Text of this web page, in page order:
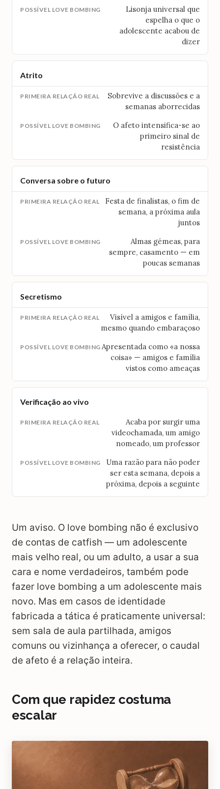
Lisonja universal que
espelha o que o
adolescente acabou de
dizer
Atrito
Sobrevive a discussões e a
semanas aborrecidas
O afeto intensifica-se ao
primeiro sinal de
resistência
Conversa sobre o futuro
Festa de finalistas, o fim de
semana, a próxima aula
juntos
Almas gémeas, para
sempre, casamento — em
poucas semanas
Secretismo
Visível a amigos e família,
mesmo quando embaraçoso
Apresentada como «a nossa
coisa» — amigos e família
vistos como ameaças
Verificação ao vivo
Acaba por surgir uma
videochamada, um amigo
nomeado, um professor
Uma razão para não poder
ser esta semana, depois a
próxima, depois a seguinte
Um aviso. O love bombing não é exclusivo
de contas de catfish — um adolescente
mais velho real, ou um adulto, a usar a sua
cara e nome verdadeiros, também pode
fazer love bombing a um adolescente mais
novo. Mas em casos de identidade
fabricada a tática é praticamente universal:
sem sala de aula partilhada, amigos
comuns ou vizinhança a oferecer, o caudal
de afeto é a relação inteira.
Com que rapidez costuma
escalar